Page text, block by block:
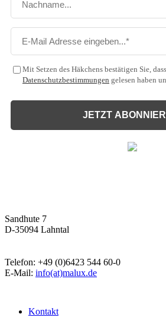
Mit Setzen des Häkchens bestätigen Sie,
Datenschutzbestimmungen gelesen haben
JETZT
Sandhute 7
D-35094 Lahntal
Telefon: +49 (0)6423 544 60-0
E-Mail: info(at)malux.de
Kontakt